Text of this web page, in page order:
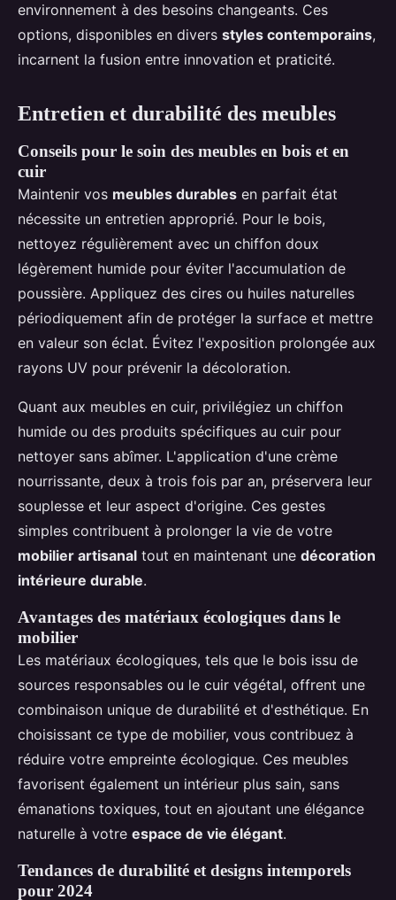
environnement à des besoins changeants. Ces
options, disponibles en divers styles contemporains,
incarnent la fusion entre innovation et praticité.
Entretien et durabilité des meubles
Conseils pour le soin des meubles en bois et en
cuir
Maintenir vos meubles durables en parfait état
nécessite un entretien approprié. Pour le bois,
nettoyez régulièrement avec un chiffon doux
légèrement humide pour éviter l'accumulation de
poussière. Appliquez des cires ou huiles naturelles
périodiquement afin de protéger la surface et mettre
en valeur son éclat. Évitez l'exposition prolongée aux
rayons UV pour prévenir la décoloration.
Quant aux meubles en cuir, privilégiez un chiffon
humide ou des produits spécifiques au cuir pour
nettoyer sans abîmer. L'application d'une crème
nourrissante, deux à trois fois par an, préservera leur
souplesse et leur aspect d'origine. Ces gestes
simples contribuent à prolonger la vie de votre
mobilier artisanal tout en maintenant une décoration
intérieure durable.
Avantages des matériaux écologiques dans le
mobilier
Les matériaux écologiques, tels que le bois issu de
sources responsables ou le cuir végétal, offrent une
combinaison unique de durabilité et d'esthétique. En
choisissant ce type de mobilier, vous contribuez à
réduire votre empreinte écologique. Ces meubles
favorisent également un intérieur plus sain, sans
émanations toxiques, tout en ajoutant une élégance
naturelle à votre espace de vie élégant.
Tendances de durabilité et designs intemporels
pour 2024